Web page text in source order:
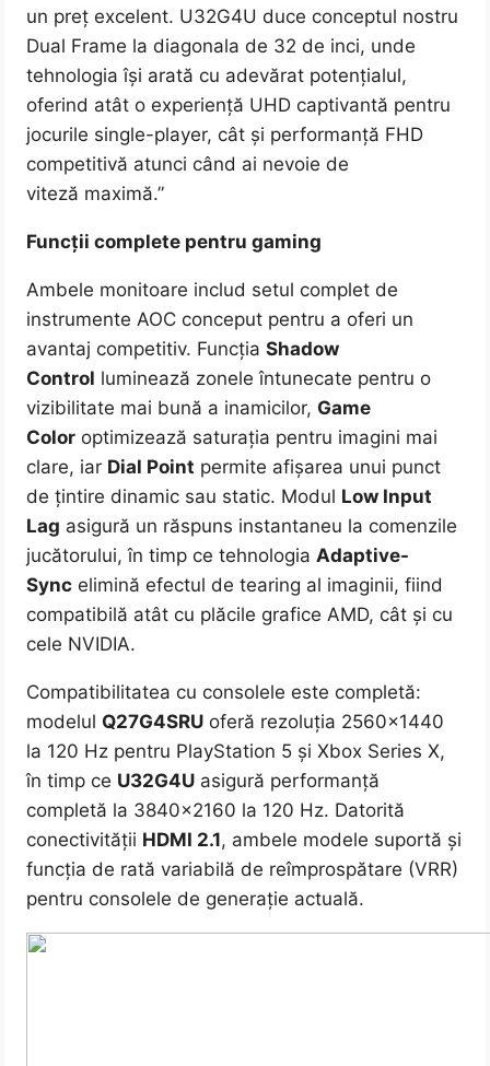
un preț excelent. U32G4U duce conceptul nostru
Dual Frame la diagonala de 32 de inci, unde
tehnologia își arată cu adevărat potențialul,
oferind atât o experiență UHD captivantă pentru
jocurile single-player, cât și performanță FHD
competitivă atunci când ai nevoie de
viteză maximă.”
Funcții complete pentru gaming
Ambele monitoare includ setul complet de
instrumente AOC conceput pentru a oferi un
avantaj competitiv. FuncțiaShadow
Control luminează zonele întunecate pentru o
vizibilitate mai bună a inamicilor, Game
Color optimizează saturația pentru imagini mai
clare, iar Dial Point permite afișarea unui punct
de țintire dinamic sau static. Modul Low Input
Lag asigură un răspuns instantaneu la comenzile
jucătorului, în timp ce tehnologiaAdaptive-
Sync elimină efectul de tearing al imaginii, fiind
compatibilă atât cu plăcile grafice AMD, cât și cu
cele NVIDIA.
Compatibilitatea cu consolele este completă:
modelul Q27G4SRU oferă rezoluția 2560×1440
la 120 Hz pentru PlayStation 5 și Xbox Series X,
în timp ce U32G4U asigură performanță
completă la 3840×2160 la 120 Hz. Datorită
conectivității HDMI 2.1, ambele modele suportă și
funcția de rată variabilă de reîmprospătare (VRR)
pentru consolele de generație actuală.